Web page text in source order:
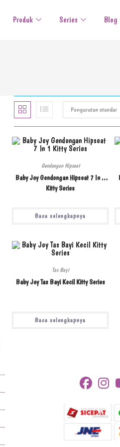
Produk Series Blog
Pengurutan standar
Gendongan Hipseat
Baby Joy Gendongan Hipseat 7 In 1
Kitty Series
Baca selengkapnya
Tas Bayi
Baby Joy Tas Bayi Kecil Kitty Series
Baca selengkapnya